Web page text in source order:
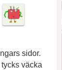
sidor.
tycks väcka